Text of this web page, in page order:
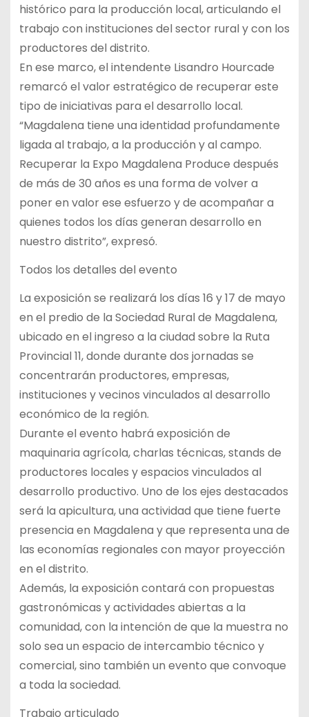
histórico para la producción local, articulando el
trabajo con instituciones del sector rural y con los
productores del distrito.
En ese marco, el intendente Lisandro Hourcade
remarcó el valor estratégico de recuperar este
tipo de iniciativas para el desarrollo local.
“Magdalena tiene una identidad profundamente
ligada al trabajo, a la producción y al campo.
Recuperar la Expo Magdalena Produce después
de más de 30 años es una forma de volver a
poner en valor ese esfuerzo y de acompañar a
quienes todos los días generan desarrollo en
nuestro distrito”, expresó.
Todos los detalles del evento
La exposición se realizará los días 16 y 17 de mayo
en el predio de la Sociedad Rural de Magdalena,
ubicado en el ingreso a la ciudad sobre la Ruta
Provincial 11, donde durante dos jornadas se
concentrarán productores, empresas,
instituciones y vecinos vinculados al desarrollo
económico de la región.
Durante el evento habrá exposición de
maquinaria agrícola, charlas técnicas, stands de
productores locales y espacios vinculados al
desarrollo productivo. Uno de los ejes destacados
será la apicultura, una actividad que tiene fuerte
presencia en Magdalena y que representa una de
las economías regionales con mayor proyección
en el distrito.
Además, la exposición contará con propuestas
gastronómicas y actividades abiertas a la
comunidad, con la intención de que la muestra no
solo sea un espacio de intercambio técnico y
comercial, sino también un evento que convoque
a toda la sociedad.
Trabajo articulado